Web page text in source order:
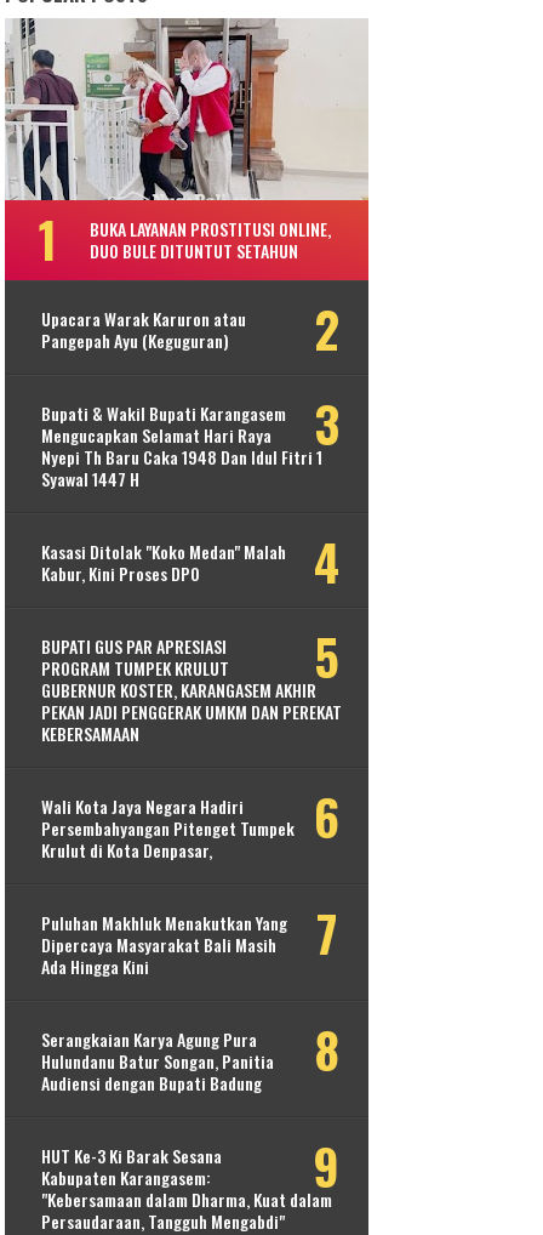
BUKA LAYANAN PROSTITUSI ONLINE,
DUO BULE DITUNTUT SETAHUN
Upacara Warak Karuron atau
Pangepah Ayu (Keguguran)
Bupati & Wakil Bupati Karangasem
Mengucapkan Selamat Hari Raya
Nyepi Th Baru Caka 1948 Dan Idul Fitri 1
Syawal 1447 H
Kasasi Ditolak "Koko Medan" Malah
Kabur, Kini Proses DPO
BUPATI GUS PAR APRESIASI
PROGRAM TUMPEK KRULUT
GUBERNUR KOSTER, KARANGASEM AKHIR
PEKAN JADI PENGGERAK UMKM DAN PEREKAT
KEBERSAMAAN
Wali Kota Jaya Negara Hadiri
Persembahyangan Pitenget Tumpek
Krulut di Kota Denpasar,
Puluhan Makhluk Menakutkan Yang
Dipercaya Masyarakat Bali Masih
Ada Hingga Kini
Serangkaian Karya Agung Pura
Hulundanu Batur Songan, Panitia
Audiensi dengan Bupati Badung
HUT Ke-3 Ki Barak Sesana
Kabupaten Karangasem:
"Kebersamaan dalam Dharma, Kuat dalam
Persaudaraan, Tangguh Mengabdi"